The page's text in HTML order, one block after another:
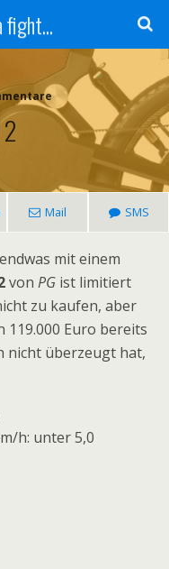
Mail SMS
mit einem
von PG ist limitiert
zu kaufen, aber
Euro bereits
nicht überzeugt hat,
h: unter 5,0